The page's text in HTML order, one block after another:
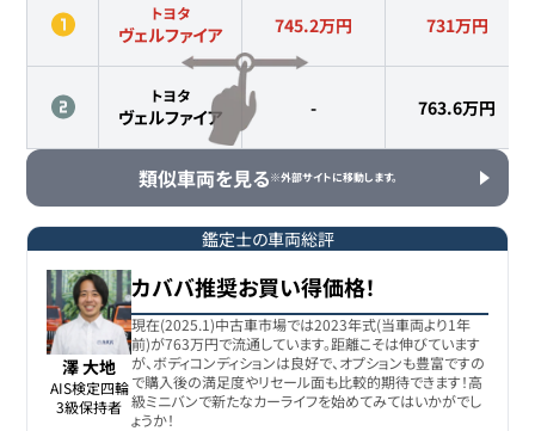
トヨタ
ヴェルファイア 745.2万円 731万円
トヨタ
ヴェルファイア - 763.6万円
類似車両を見る※外部サイトに移動します。
鑑定士の車両総評
澤 大地
AIS検定四輪
3級保持者
カババ推奨お買い得価格！
現在(2025.1)中古車市場では2023年式(当車両より1年
前)が763万円で流通しています。距離こそは伸びています
が、ボディコンディションは良好で、オプションも豊富ですの
で購入後の満足度やリセール面も比較的期待できます！高
級ミニバンで新たなカーライフを始めてみてはいかがでし
ょうか！